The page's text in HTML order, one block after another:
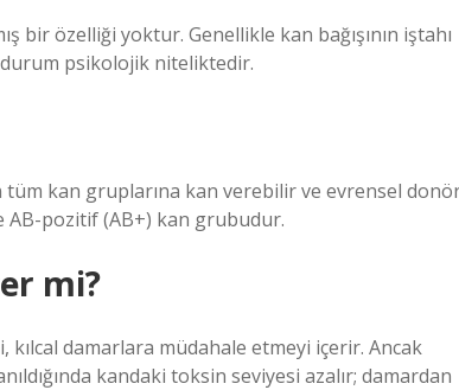
bir özelliği yoktur. Genellikle kan bağışının iştahı
psikolojik niteliktedir.
kan gruplarına kan verebilir ve evrensel
AB-pozitif (AB+) kan grubudur.
mi?
damarlara müdahale etmeyi içerir. Ancak
kandaki toksin seviyesi azalır; damardan